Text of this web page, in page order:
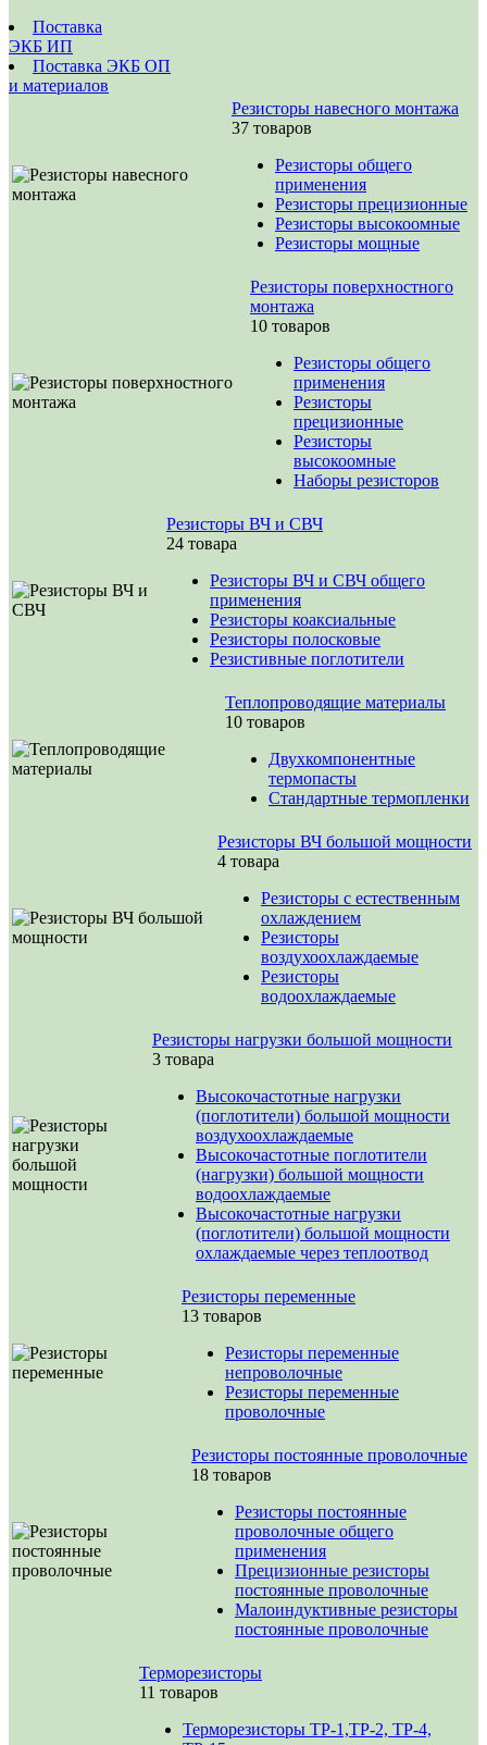
Поставка
ЭКБ ИП
Поставка ЭКБ ОП
и материалов
Резисторы навесного монтажа
37 товаров
Резисторы общего
применения
Резисторы прецизионные
Резисторы высокоомные
Резисторы мощные
Резисторы поверхностного
монтажа
10 товаров
Резисторы общего
применения
Резисторы
прецизионные
Резисторы
высокоомные
Наборы резисторов
Резисторы ВЧ и СВЧ
24 товара
Резисторы ВЧ и СВЧ общего
применения
Резисторы коаксиальные
Резисторы полосковые
Резистивные поглотители
Теплопроводящие материалы
10 товаров
Двухкомпонентные
термопасты
Стандартные термопленки
Резисторы ВЧ большой мощности
4 товара
Резисторы с естественным
охлаждением
Резисторы
воздухоохлаждаемые
Резисторы
водоохлаждаемые
Резисторы нагрузки большой мощности
3 товара
Высокочастотные нагрузки
(поглотители) большой мощности
воздухоохлаждаемые
Высокочастотные поглотители
(нагрузки) большой мощности
водоохлаждаемые
Высокочастотные нагрузки
(поглотители) большой мощности
охлаждаемые через теплоотвод
Резисторы переменные
13 товаров
Резисторы переменные
непроволочные
Резисторы переменные
проволочные
Резисторы постоянные проволочные
18 товаров
Резисторы постоянные
проволочные общего
применения
Прецизионные резисторы
постоянные проволочные
Малоиндуктивные резисторы
постоянные проволочные
Терморезисторы
11 товаров
Терморезисторы ТР-1,ТР-2, ТР-4,